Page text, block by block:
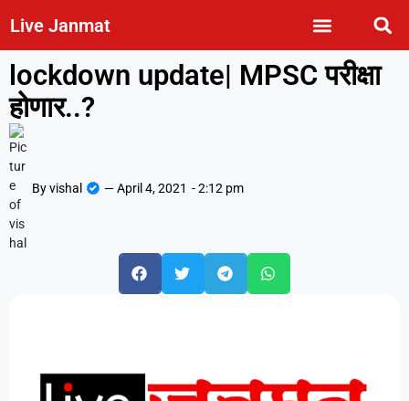
Live Janmat
lockdown update| MPSC परीक्षा
होणार..?
Byvishal —April 4, 2021 -2:12 pm